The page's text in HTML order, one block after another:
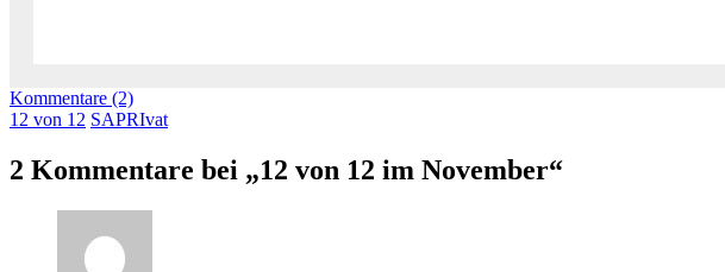
Kommentare (2)
12 von 12 SAPRIvat
2 Kommentare bei „12 von 12 im November“